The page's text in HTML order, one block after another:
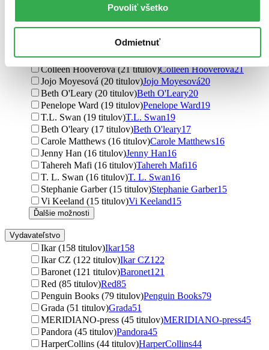
Povoliť všetko
Odmietnuť
L.J. Shen (25 titulov)L.J. Shen25
Daniela Nacházelová (25 titulov)Daniela Nacházelová25
Chloe Walsh (24 titulov)Chloe Walsh
Taylor Jenkins Reid (21 titulov)Taylor Jenkins Reid21
Colleen Hooverová (21 titulov)Colleen Hooverová21
Jojo Moyesová (20 titulov)Jojo Moyesová20
Beth O'Leary (20 titulov)Beth O'Leary20
Penelope Ward (19 titulov)Penelope Ward19
T.L. Swan (19 titulov)T.L. Swan19
Beth O'leary (17 titulov)Beth O'leary17
Carole Matthews (16 titulov)Carole Matthews16
Jenny Han (16 titulov)Jenny Han16
Tahereh Mafi (16 titulov)Tahereh Mafi16
T. L. Swan (16 titulov)T. L. Swan16
Stephanie Garber (15 titulov)Stephanie Garber15
Vi Keeland (15 titulov)Vi Keeland15
Ďalšie možnosti
Vydavateľstvo
Ikar (158 titulov)Ikar158
Ikar CZ (122 titulov)Ikar CZ122
Baronet (121 titulov)Baronet121
Red (85 titulov)Red85
Penguin Books (79 titulov)Penguin Books79
Grada (51 titulov)Grada51
MERIDIANO-press (45 titulov)MERIDIANO-press45
Pandora (45 titulov)Pandora45
HarperCollins (44 titulov)HarperCollins44